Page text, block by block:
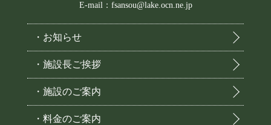
E-mail：fsansou@lake.ocn.ne.jp
・お知らせ
・施設長ご挨拶
・施設のご案内
・料金のご案内